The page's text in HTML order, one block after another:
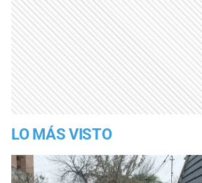
LO MÁS VISTO